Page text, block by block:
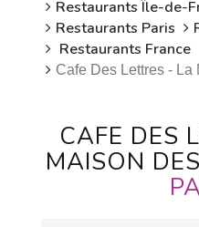
Restaurants Île-de-
Restaurants Paris
Restaurants France
Cafe Des Lettres -
CAFE DES
MAISON